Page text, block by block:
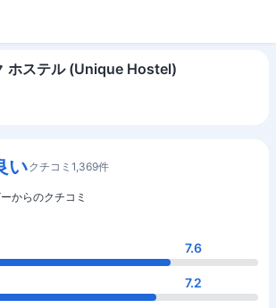
ホステル (Unique Hostel)
いクチコミ1,369件
からのクチコミ
7.6
7.2